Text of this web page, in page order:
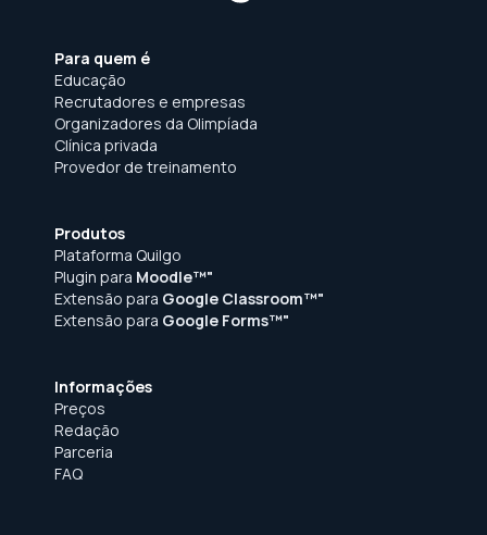
Para quem é
Educação
Recrutadores e empresas
Organizadores da Olimpíada
Clínica privada
Provedor de treinamento
Produtos
Plataforma Quilgo
Plugin para Moodle™"
Extensão para Google Classroom™"
Extensão para Google Forms™"
Informações
Preços
Redação
Parceria
FAQ